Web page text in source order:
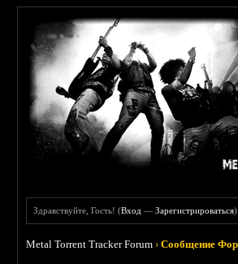
Здравствуйте, Гость! (Вход —Зарегистрироваться)
Metal Torrent Tracker Forum ›Сообщение